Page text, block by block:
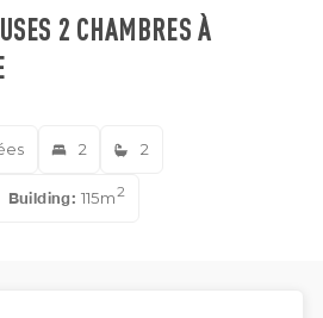
2 CHAMBRES À
2 2
Building: 115m2